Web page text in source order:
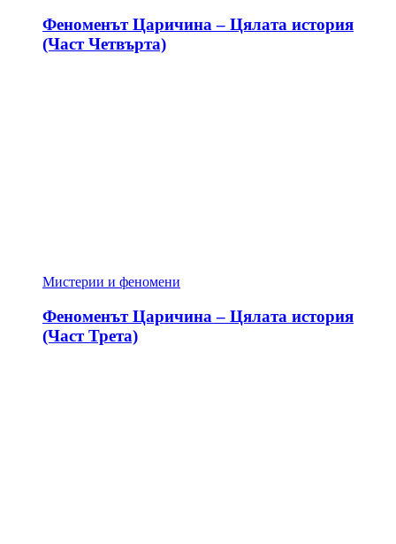
Феноменът Царичина – Цялата история
(Част Четвърта)
Мистерии и феномени
Феноменът Царичина – Цялата история
(Част Трета)